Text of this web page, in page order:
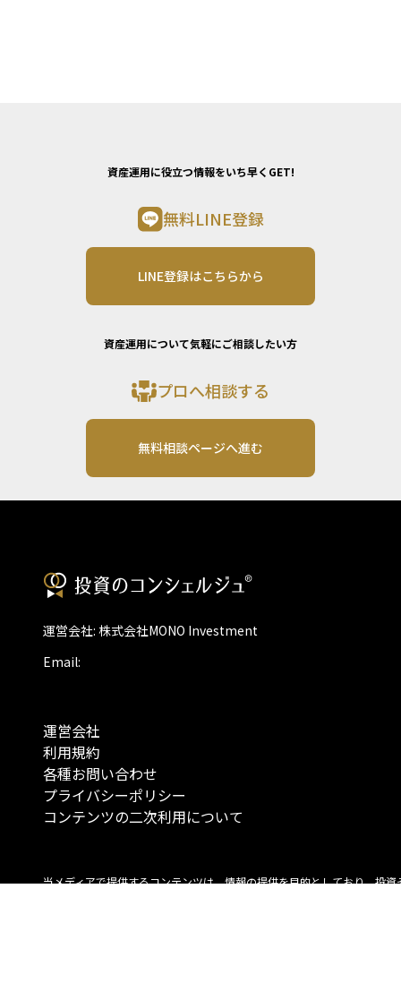
資産運用に役立つ情報をいち早くGET!
無料LINE登録
LINE登録はこちらから
資産運用について気軽にご相談したい方
プロへ相談する
無料相談ページへ進む
運営会社: 株式会社MONO Investment
Email:
運営会社
利用規約
各種お問い合わせ
プライバシーポリシー
コンテンツの二次利用について
当メディアで提供するコンテンツは、情報の提供を目的としており、投資